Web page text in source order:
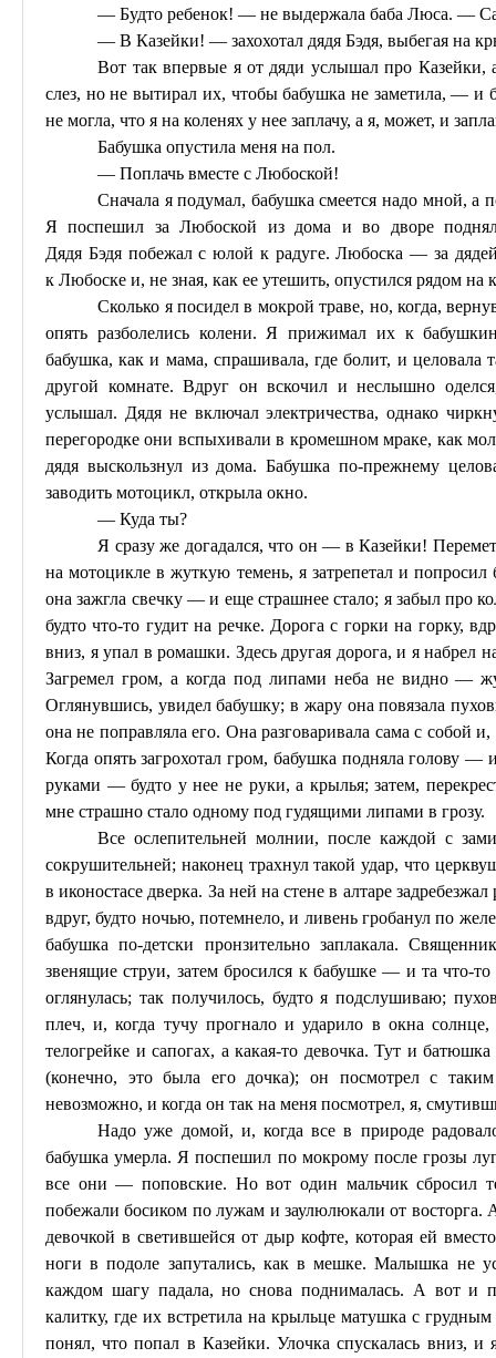
— Будто ребенок! — не выдержала бабаЛюса. —
— ВКазейки! — захохотал дядяБэдя, выбегая на
Вот так впервые я от дяди услышал про Казейки,
слез, но не вытирал их, чтобы бабушка не заметила, — и
не могла, что я на коленях у нее заплачу, а я, может, и
Бабушка опустила меня на пол.
— Поплачь вместе сЛюбоской!
Сначала я подумал, бабушка смеется надо мной, а
Я поспешил заЛюбоской из дома и во дворе поднял
Дядя Бэдяпобежал с юлой к радуге.Любоска — за
к Любоске и, не зная, как ее утешить, опустился рядом на
Сколько я посидел в мокрой траве, но, когда,
опять разболелись колени. Я прижимал их к
бабушка, как и мама, спрашивала, где болит, и целовала
другой комнате. Вдруг он вскочил и неслышно
услышал. Дядя не включал электричества, однако
перегородке они вспыхивали в кромешном мраке, как
дядя выскользнул из дома. Бабушка по-прежнему
заводить мотоцикл, открыла окно.
— Куда ты?
Я сразу же догадался, что он — вКазейки!
на мотоцикле в жуткую темень, я затрепетал и
она зажгла свечку — и еще страшнее стало; я забыл про
будто что-то гудит на речке. Дорога с горки на горку,
вниз, я упал в ромашки. Здесь другая дорога, и я набрел
Загремел гром, а когда под липами неба не видно —
Оглянувшись, увидел бабушку; в жару она повязала
она не поправляла его. Она разговаривала сама с собой
Когда опять загрохотал гром, бабушка подняла голову —
руками — будто у нее не руки, а крылья; затем,
мне страшно стало одному под гудящими липами в грозу.
Все ослепительней молнии, после каждой с
сокрушительней; наконец трахнултакой удар, что
в иконостасе дверка. За ней на стене в алтаре
вдруг, будто ночью, потемнело, и ливень гробанул по
бабушка по-детски пронзительно заплакала.
звенящие струи, затем бросился к бабушке — и та что-
оглянулась; так получилось, будто я подслушиваю;
плеч, и, когда тучу прогнало и ударило в окна
телогрейке и сапогах, а какая-то девочка. Тут и
(конечно, это была его дочка); он посмотрел с
невозможно, и когда он так на меня посмотрел, я,
Надо уже домой, и, когда все в природе
бабушка умерла. Я поспешил по мокрому после грозы
все они — поповские. Но вот один мальчик сбросил
побежали босиком по лужам и заулюлюкали от восторга.
девочкой в светившейся от дыр кофте, которая ей
ноги в подоле запутались, как в мешке. Малышка не
каждом шагу падала, но снова поднималась. А вот и
калитку, где их встретила на крыльце матушка с
понял, что попал в Казейки. Улочка спускалась вниз,